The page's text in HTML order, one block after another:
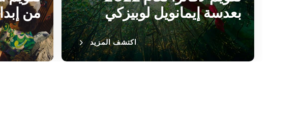
بعدسة إيمانويل لوبيزكي
اكتشف المزيد
من